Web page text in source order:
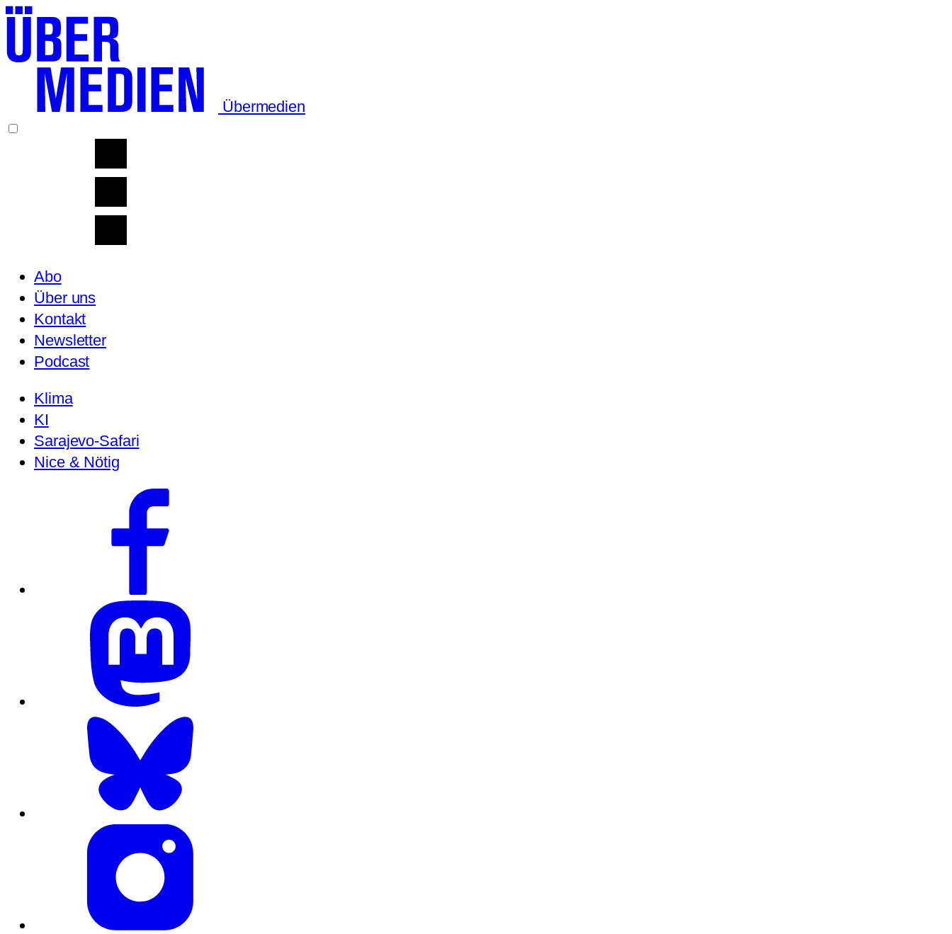
Übermedien
Abo
Über uns
Kontakt
Newsletter
Podcast
Klima
KI
Sarajevo-Safari
Nice & Nötig